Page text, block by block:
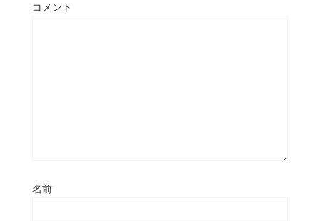
コメント
名前